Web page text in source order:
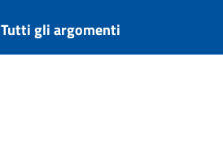
Tutti gli argomenti